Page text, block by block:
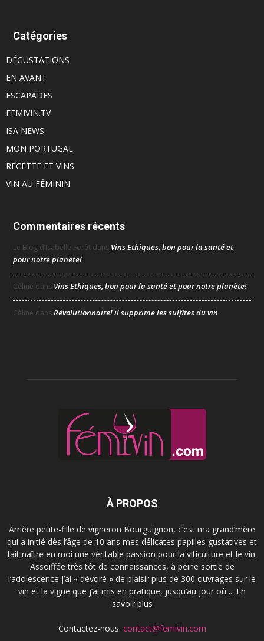
Catégories
DÉGUSTATIONS
EN AVANT
ESCAPADES
FEMIVIN.TV
ISA NEWS
MON PORTUGAL
RECETTE ET VINS
VIN AU FÉMININ
Commentaires récents
Le Blog d’Isabelle Forêt dans Vins Ethiques, bon pour la santé et
pour notre planète!
Céline dans Vins Ethiques, bon pour la santé et pour notre planète!
Céline dansRévolutionnaire! il supprime les sulfites du vin
À PROPOS
Arrière petite-fille de vigneron Bourguignon, c’est ma grand’mère
qui a initié dès l’âge de 10 ans mes délicates papilles gustatives et
fait naître en moi une véritable passion pour la viticulture et le vin.
Assoiffée très tôt de connaissances, à peine sortie de
l’adolescence j’ai « dévoré » de plaisir plus de 300 ouvrages sur le
vin et la vigne que j’ai mis en pratique, jusqu’au jour où ... En
savoir plus
Contactez-nous: contact@femivin.com